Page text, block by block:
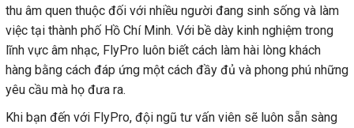
thu âm quen thuộc đối với nhiều người đang sinh sống và làm
việc tại thành phố Hồ Chí Minh. Với bề dày kinh nghiệm trong
lĩnh vực âm nhạc, FlyPro luôn biết cách làm hài lòng khách
hàng bằng cách đáp ứng một cách đầy đủ và phong phú những
yêu cầu mà họ đưa ra.
Khi bạn đến với FlyPro, đội ngũ tư vấn viên sẽ luôn sẵn sàng